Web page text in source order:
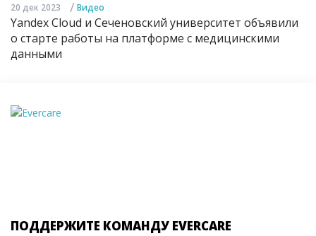
20 дек 2023 / Видео
Yandex Cloud и Сеченовский университет объявили
о старте работы на платформе с медицинскими
данными
ПОДДЕРЖИТЕ КОМАНДУ EVERCARE